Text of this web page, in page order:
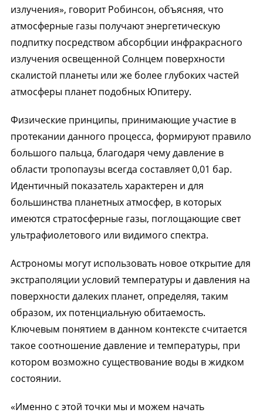
излучения», говорит Робинсон, объясняя, что
атмосферные газы получают энергетическую
подпитку посредством абсорбции инфракрасного
излучения освещенной Солнцем поверхности
скалистой планеты или же более глубоких частей
атмосферы планет подобных Юпитеру.
Физические принципы, принимающие участие в
протекании данного процесса, формируют правило
большого пальца, благодаря чему давление в
области тропопаузы всегда составляет 0,01 бар.
Идентичный показатель характерен и для
большинства планетных атмосфер, в которых
имеются стратосферные газы, поглощающие свет
ультрафиолетового или видимого спектра.
Астрономы могут использовать новое открытие для
экстраполяции условий температуры и давления на
поверхности далеких планет, определяя, таким
образом, их потенциальную обитаемость.
Ключевым понятием в данном контексте считается
такое соотношение давление и температуры, при
котором возможно существование воды в жидком
состоянии.
«Именно с этой точки мы и можем начать